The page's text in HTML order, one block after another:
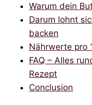
Warum dein
Darum lohnt
backen
Nährwerte pro
FAQ – Alles
Rezept
Conclusion